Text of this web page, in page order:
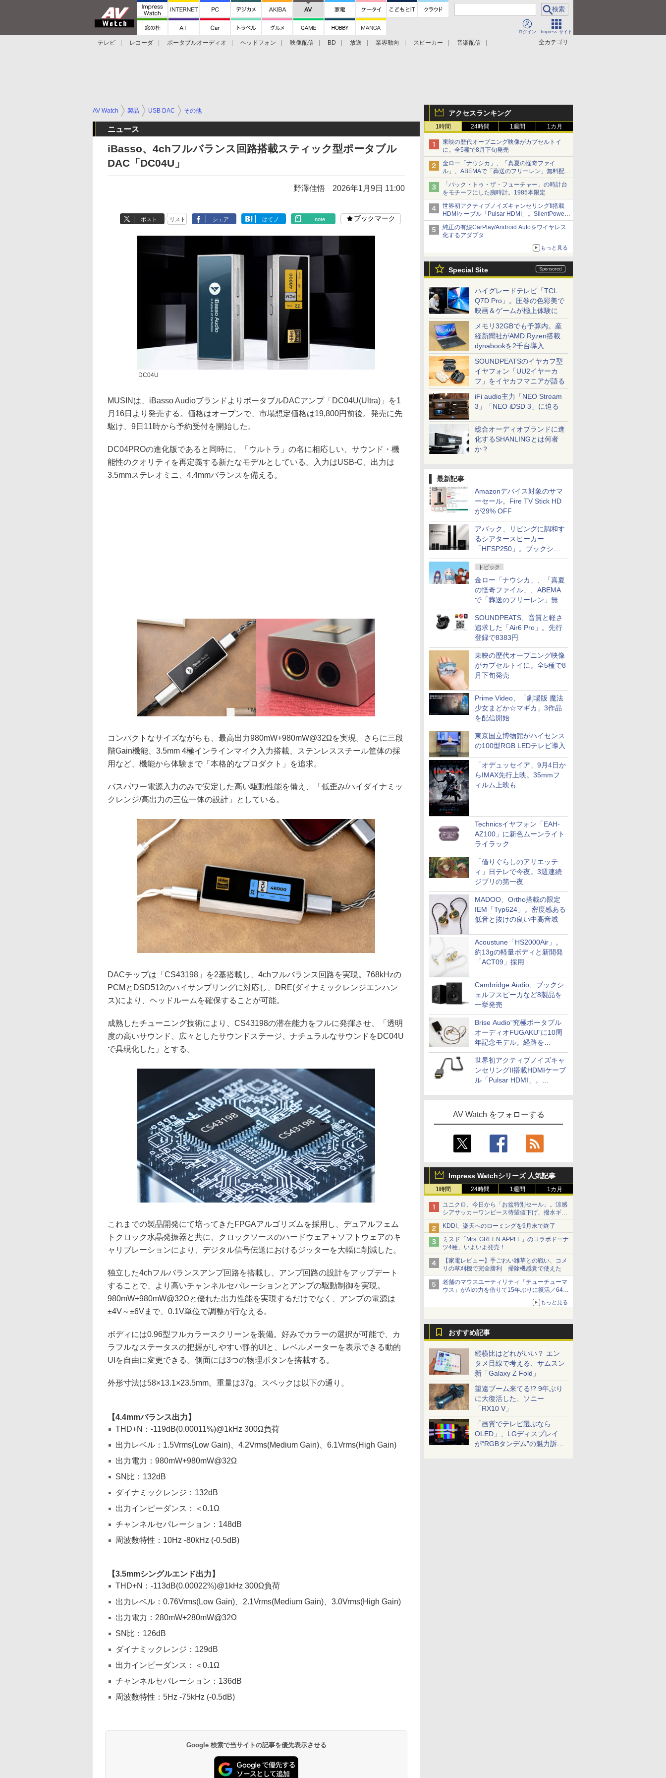
ログイン Impress サイト
全カテゴリ
テレビ レコーダ ポータブルオーディオ ヘッドフォン 映像配信 BD 放送 業界動向 スピーカー
音楽配信
アクセスランキング
1時間 24時間 1週間 1カ月
東映の歴代オープニング映像がカプセルトイ
に。全5種で8月下旬発売
金ロー「ナウシカ」、「真夏の怪奇ファイ
ル」、ABEMAで「葬送のフリーレン」無料配信
など。夏の特番・配信情報
「バック・トゥ・ザ・フューチャー」の時計台
をモチーフにした腕時計。1985本限定
世界初アクティブノイズキャンセリングII搭載
HDMIケーブル「Pulsar HDMI」。SilentPower
から
純正の有線CarPlay/Android Autoをワイヤレス
化するアダプタ
もっと見る
Special Site
ハイグレードテレビ「TCL
Q7D Pro」。圧巻の色彩美で
映画＆ゲームが極上体験に
メモリ32GBでも予算内。産
経新聞社がAMD Ryzen搭載
dynabookを2千台導入
SOUNDPEATSのイヤカフ型
イヤフォン「UU2イヤーカ
フ」をイヤカフマニアが語る
iFi audio主力「NEO Stream
3」「NEO iDSD 3」に迫る
総合オーディオブランドに進
化するSHANLINGとは何者
か？
最新記事
Amazonデバイス対象のサマ
ーセール。Fire TV Stick HD
が29% OFF
アバック、リビングに調和す
るシアタースピーカー
「HFSP250」。ブックシェ
ルフはペア3万円以下
トピック
金ロー「ナウシカ」、「真夏
の怪奇ファイル」、ABEMA
で「葬送のフリーレン」無料
配信など。夏の特番・配信情
報
SOUNDPEATS、音質と軽さ
追求した「Air6 Pro」。先行
登録で8383円
東映の歴代オープニング映像
がカプセルトイに。全5種で8
月下旬発売
Prime Video、「劇場版 魔法
少女まどか☆マギカ」3作品
を配信開始
東京国立博物館がハイセンス
の100型RGB LEDテレビ導入
「オデュッセイア」9月4日か
らIMAX先行上映。35mmフ
ィルム上映も
Technicsイヤフォン「EAH-
AZ100」に新色ムーンライト
ライラック
「借りぐらしのアリエッテ
ィ」日テレで今夜。3週連続
ジブリの第一夜
MADOO、Ortho搭載の限定
IEM「Typ624」。密度感ある
低音と抜けの良い中高音域
Acoustune「HS2000Air」。
約13gの軽量ボディと新開発
「ACT09」採用
Cambridge Audio、ブックシ
ェルフスピーカなど8製品を
一挙発売
Brise Audio“究極ポータブル
オーディオFUGAKU”に10周
年記念モデル。経路を
NISHIKIで統一。400万円
世界初アクティブノイズキャ
ンセリングII搭載HDMIケーブ
ル「Pulsar HDMI」。
AV Watch をフォローする
Impress Watchシリーズ 人気記事
1時間 24時間 1週間 1カ月
ユニクロ、今日から「お盆特別セール」。涼感
シアサッカーワンピース待望値下げ、撥水ギア
ショーツは1990円に
KDDI、楽天へのローミングを9月末で終了
ミスド「Mrs. GREEN APPLE」のコラボドーナ
ツ4種、いよいよ発売！
【家電レビュー】手ごわい雑草との戦い、コメ
リの草刈機で完全勝利 掃除機感覚で使えた
老舗のマウスユーティリティ「チューチューマ
ウス」がAIの力を借りて15年ぶりに復活／64bit
化、Windows 10/11、「Chrome」も走り回
る。復活記念で2026年末まで500円
もっと見る
おすすめ記事
縦横比はどれがいい？ エン
タメ目線で考える、サムスン
新「Galaxy Z Fold」
望遠ブーム来てる!? 9年ぶり
に大復活した、ソニー
「RX10 V」
「画質でテレビ選ぶなら
OLED」、LGディスプレイ
が“RGBタンデム”の魅力訴
AV Watch 製品 USB DAC その他
ニュース
iBasso、4chフルバランス回路搭載スティック型ポータブル
DAC「DC04U」
野澤佳悟 2026年1月9日 11:00
ポスト リスト シェア はてブ note ブックマーク
DC04U
MUSINは、iBasso AudioブランドよりポータブルDACアンプ「DC04U(Ultra)」を1
月16日より発売する。価格はオープンで、市場想定価格は19,800円前後。発売に先
駆け、9日11時から予約受付を開始した。
DC04PROの進化版であると同時に、「ウルトラ」の名に相応しい、サウンド・機
能性のクオリティを再定義する新たなモデルとしている。入力はUSB-C、出力は
3.5mmステレオミニ、4.4mmバランスを備える。
コンパクトなサイズながらも、最高出力980mW+980mW@32Ωを実現。さらに三段
階Gain機能、3.5mm 4極インラインマイク入力搭載、ステンレススチール筐体の採
用など、機能から体験まで「本格的なプロダクト」を追求。
バスパワー電源入力のみで安定した高い駆動性能を備え、「低歪み/ハイダイナミッ
クレンジ/高出力の三位一体の設計」としている。
DACチップは「CS43198」を2基搭載し、4chフルバランス回路を実現。768kHzの
PCMとDSD512のハイサンプリングに対応し、DRE(ダイナミックレンジエンハン
ス)により、ヘッドルームを確保することが可能。
成熟したチューニング技術により、CS43198の潜在能力をフルに発揮させ、「透明
度の高いサウンド、広々としたサウンドステージ、ナチュラルなサウンドをDC04U
で具現化した」とする。
これまでの製品開発にて培ってきたFPGAアルゴリズムを採用し、デュアルフェム
トクロック水晶発振器と共に、クロックソースのハードウェア＋ソフトウェアのキ
ャリブレーションにより、デジタル信号伝送におけるジッターを大幅に削減した。
独立した4chフルバランスアンプ回路を搭載し、アンプ回路の設計をアップデート
することで、より高いチャンネルセパレーションとアンプの駆動制御を実現。
980mW+980mW@32Ωと優れた出力性能を実現するだけでなく、アンプの電源は
±4V～±6Vまで、0.1V単位で調整が行なえる。
ボディには0.96型フルカラースクリーンを装備。好みでカラーの選択が可能で、カ
ラフルなステータスの把握がしやすい静的UIと、レベルメーターを表示できる動的
UIを自由に変更できる。側面には3つの物理ボタンを搭載する。
外形寸法は58×13.1×23.5mm。重量は37g。スペックは以下の通り。
【4.4mmバランス出力】
THD+N：-119dB(0.00011%)@1kHz 300Ω負荷
出力レベル：1.5Vrms(Low Gain)、4.2Vrms(Medium Gain)、6.1Vrms(High Gain)
出力電力：980mW+980mW@32Ω
SN比：132dB
ダイナミックレンジ：132dB
出力インピーダンス：＜0.1Ω
チャンネルセパレーション：148dB
周波数特性：10Hz -80kHz (-0.5dB)
【3.5mmシングルエンド出力】
THD+N：-113dB(0.00022%)@1kHz 300Ω負荷
出力レベル：0.76Vrms(Low Gain)、2.1Vrms(Medium Gain)、3.0Vrms(High Gain)
出力電力：280mW+280mW@32Ω
SN比：126dB
ダイナミックレンジ：129dB
出力インピーダンス：＜0.1Ω
チャンネルセパレーション：136dB
周波数特性：5Hz -75kHz (-0.5dB)
Google 検索で当サイトの記事を優先表示させる